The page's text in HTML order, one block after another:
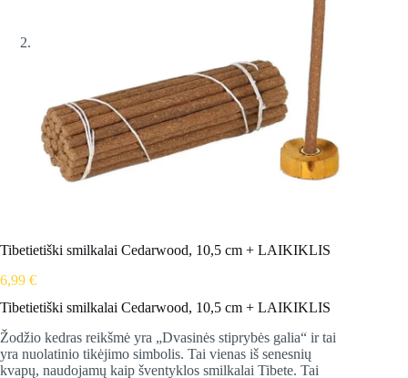
Tibetietiški smilkalai Cedarwood, 10,5 cm + LAIKIKLIS
6,99 €
Tibetietiški smilkalai Cedarwood, 10,5 cm + LAIKIKLIS
Žodžio kedras reikšmė yra „Dvasinės stiprybės galia“ ir tai
yra nuolatinio tikėjimo simbolis. Tai vienas iš senesnių
kvapų, naudojamų kaip šventyklos smilkalai Tibete. Tai